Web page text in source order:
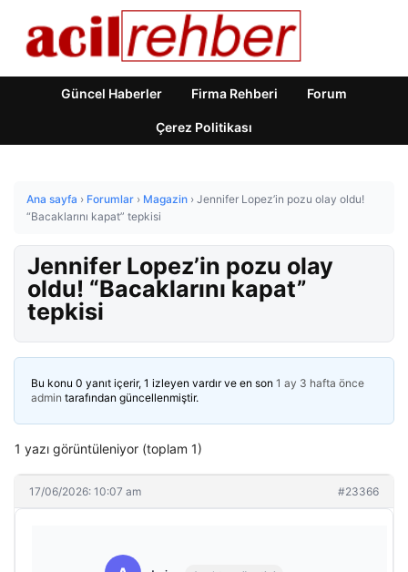
Güncel Haberler Firma Rehberi Forum
Çerez Politikası
Ana sayfa › Forumlar › Magazin › Jennifer Lopez’in pozu olay oldu!
“Bacaklarını kapat” tepkisi
Jennifer Lopez’in pozu olay
oldu! “Bacaklarını kapat”
tepkisi
Bu konu 0 yanıt içerir, 1 izleyen vardır ve en son 1 ay 3 hafta önce
admin tarafından güncellenmiştir.
1 yazı görüntüleniyor (toplam 1)
17/06/2026: 10:07 am #23366